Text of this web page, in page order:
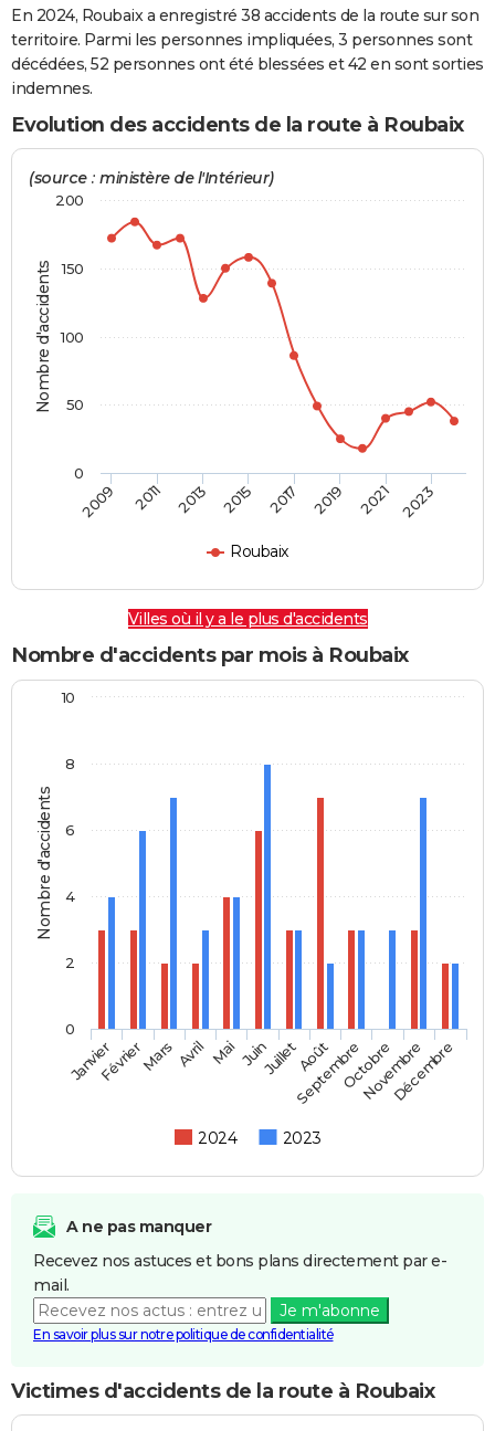
Destinations
City break
Voyage nature
Voyage de noces
Forum
Climat
+
GUIDES D'ACHAT
BONS PLANS
Carte de Noël
Carte Bonne année
Carte Saint-Valentin
Carte Pâques
Carte d'anniversaire
DICTIONNAIRE
COPAINS D'AVANT
S'inscrire
Se connecter
Lycées
Collèges
Primaires
Universités
Entreprises
Service militaire
Avis de recherche
AVIS DE DÉCÈS
FORUM
En 2024, Roubaix a enregistré 38 accidents de la route sur son
territoire. Parmi les personnes impliquées, 3 personnes sont
décédées, 52 personnes ont été blessées et 42 en sont sorties
indemnes.
Evolution des accidents de la route à Roubaix
Nombre d'accidents
(source : ministère de l'Intérieur)
Roubaix
2009 2011 2013 2015 2017 2019 2021 2023
0
50
100
150
200
Villes où il y a le plus d'accidents
Nombre d'accidents par mois à Roubaix
Nombre d'accidents
2024 2023
JanvierFévrierMars Avril Mai JuinJuilletAoût
SeptembreOctobre
Novembre
Décembre
0
2
4
6
8
10
A ne pas manquer
Recevez nos astuces et bons plans directement par e-
mail.
Je m'abonne
En savoir plus sur notre politique de confidentialité
Victimes d'accidents de la route à Roubaix